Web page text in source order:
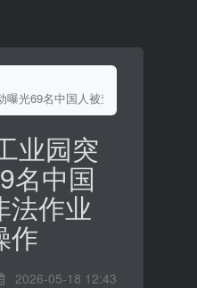
曝光69名中国人被查，涉非法作业
业园突
名中国
法作业
作
2026-05-18 12:43